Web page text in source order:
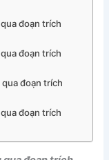
đoạn trích
đoạn trích
đoạn trích
đoạn trích